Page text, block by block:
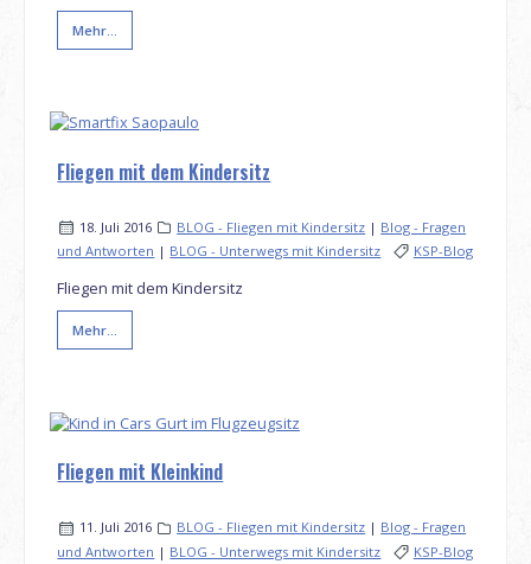
Mehr...
Fliegen mit dem Kindersitz
18. Juli 2016 BLOG - Fliegen mit Kindersitz | Blog - Fragen
und Antworten | BLOG - Unterwegs mit Kindersitz KSP-Blog
Fliegen mit dem Kindersitz
Mehr...
Fliegen mit Kleinkind
11. Juli 2016 BLOG - Fliegen mit Kindersitz | Blog - Fragen
und Antworten | BLOG - Unterwegs mit Kindersitz KSP-Blog